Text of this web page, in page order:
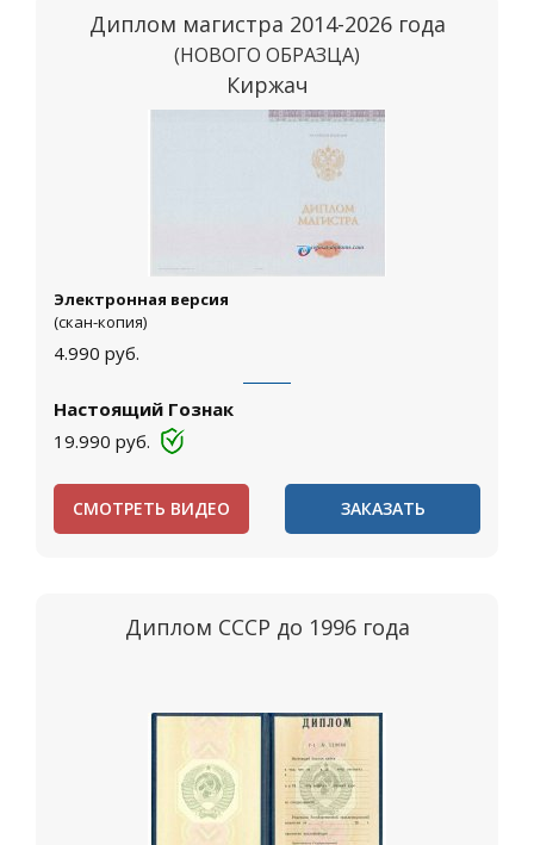
Диплом магистра 2014-2026 года
(НОВОГО ОБРАЗЦА)
Киржач
Электронная версия
(скан-копия)
4.990 руб.
Настоящий Гознак
19.990 руб.
СМОТРЕТЬ ВИДЕО ЗАКАЗАТЬ
Диплом СССР до 1996 года